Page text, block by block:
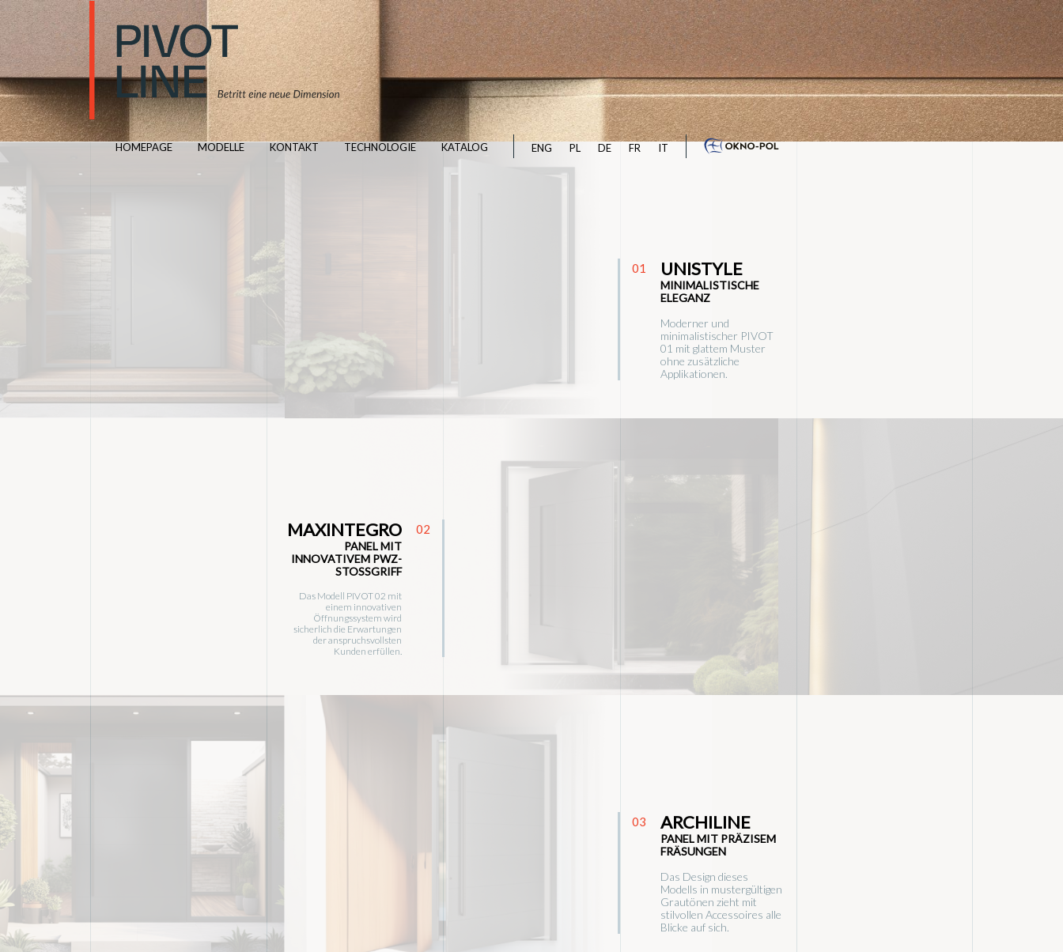
HOMEPAGE MODELLE KONTAKT TECHNOLOGIE KATALOG ENG PL DE FR IT
01 UNISTYLE
MINIMALISTISCHE
ELEGANZ
Moderner und
minimalistischer PIVOT
01 mit glattem Muster
ohne zusätzliche
Applikationen.
02
MAXINTEGRO
PANEL MIT
INNOVATIVEM PWZ-
STOSSGRIFF
Das Modell PIVOT 02 mit
einem innovativen
Öffnungssystem wird
sicherlich die Erwartungen
der anspruchsvollsten
Kunden erfüllen.
03 ARCHILINE
PANEL MIT PRÄZISEM
FRÄSUNGEN
Das Design dieses
Modells in mustergültigen
Grautönen zieht mit
stilvollen Accessoires alle
Blicke auf sich.